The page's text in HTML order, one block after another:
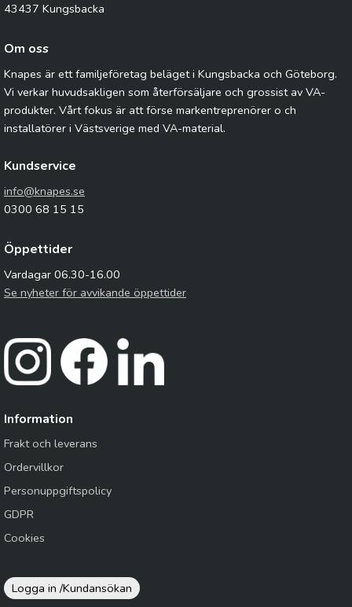
43437 Kungsbacka
Om oss
Knapes är ett familjeföretag beläget i Kungsbacka och Göteborg.
Vi verkar huvudsakligen som återförsäljare och grossist av VA-
produkter. Vårt fokus är att förse markentreprenörer o ch
installatörer i Västsverige med VA-material.
Kundservice
info@knapes.se
0300 68 15 15
Öppettider
Vardagar 06.30-16.00
Se nyheter för avvikande öppettider
Information
Frakt och leverans
Ordervillkor
Personuppgiftspolicy
GDPR
Cookies
Logga in /Kundansökan